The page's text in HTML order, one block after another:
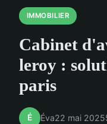
IMMOBILIER
Cabinet
leroy :
paris
É Éva22 mai 2025